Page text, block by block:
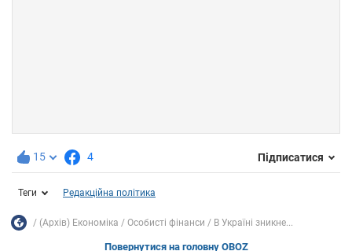
15 4 Підписатися
Теги Редакційна політика
(Архів) Економіка Особисті фінанси В Україні зникне...
Повернутися на головну OBOZ